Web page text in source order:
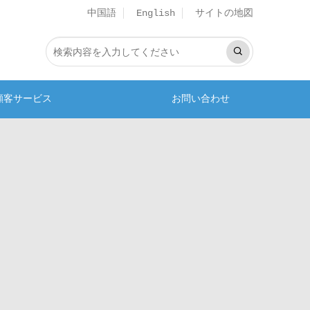
中国語 English サイトの地図
客サービス お問い合わせ